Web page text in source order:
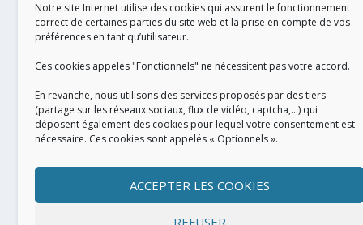
Notre site Internet utilise des cookies qui assurent le fonctionnement
correct de certaines parties du site web et la prise en compte de vos
préférences en tant qu’utilisateur.
Ces cookies appelés "Fonctionnels" ne nécessitent pas votre accord.
En revanche, nous utilisons des services proposés par des tiers
(partage sur les réseaux sociaux, flux de vidéo, captcha,...) qui
déposent également des cookies pour lequel votre consentement est
nécessaire. Ces cookies sont appelés « Optionnels ».
ACCEPTER LES COOKIES
REFUSER